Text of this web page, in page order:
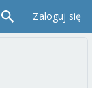
Zaloguj się